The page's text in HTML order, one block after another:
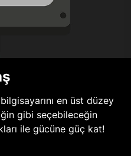
en üst düzey
gibi seçebileceğin
ile gücüne güç kat!